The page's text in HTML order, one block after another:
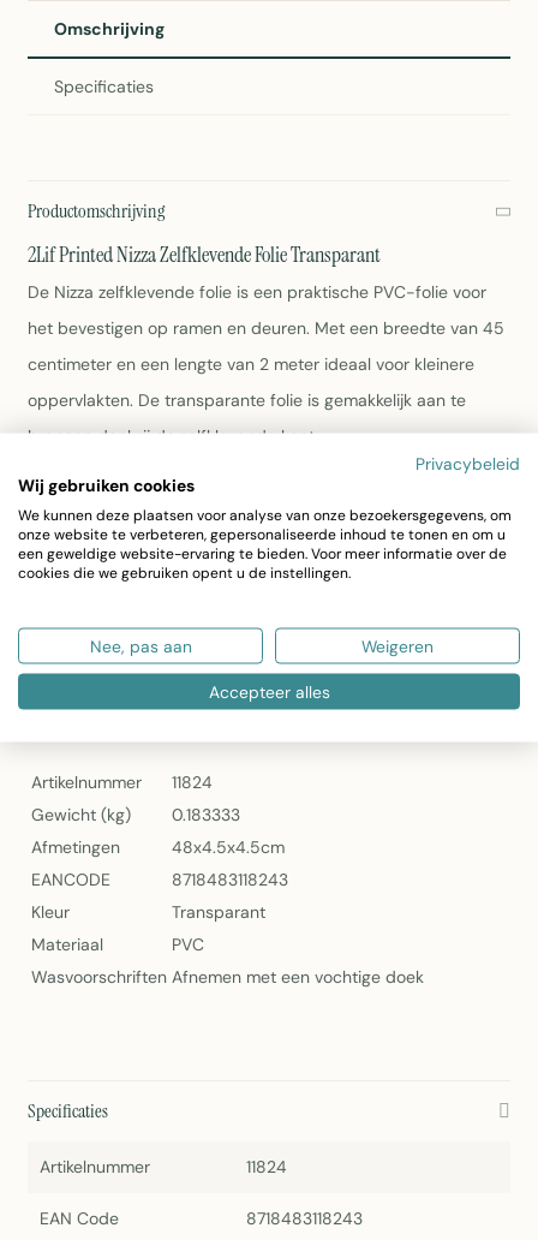
Omschrijving
Specificaties
Productomschrijving
2Lif Printed Nizza Zelfklevende Folie Transparant
De Nizza zelfklevende folie is een praktische PVC-folie voor
het bevestigen op ramen en deuren. Met een breedte van 45
centimeter en een lengte van 2 meter ideaal voor kleinere
oppervlakten. De transparante folie is gemakkelijk aan te
brengen dankzij de zelfklevende kant.
Afmetingen: 45cm x 2 meter
Materiaal: PVC
Kleur: Transparant
Gewicht: 183 gram
Onderhoud: Afnemen met een vochtige doek
2Lif Printed Nizza Zelfklevende Folie Transparant
Specificaties
Artikelnummer
11824
Gewicht (kg)
0.183333
Afmetingen
48x4.5x4.5cm
EANCODE
8718483118243
Kleur
Transparant
Materiaal
PVC
Wasvoorschriften Afnemen met een vochtige doek
Specificaties
Artikelnummer 11824
EAN Code 8718483118243
Privacybeleid
Wij gebruiken cookies
We kunnen deze plaatsen voor analyse van onze bezoekersgegevens, om
onze website te verbeteren, gepersonaliseerde inhoud te tonen en om u
een geweldige website-ervaring te bieden. Voor meer informatie over de
cookies die we gebruiken opent u de instellingen.
Nee, pas aan Weigeren
Accepteer alles